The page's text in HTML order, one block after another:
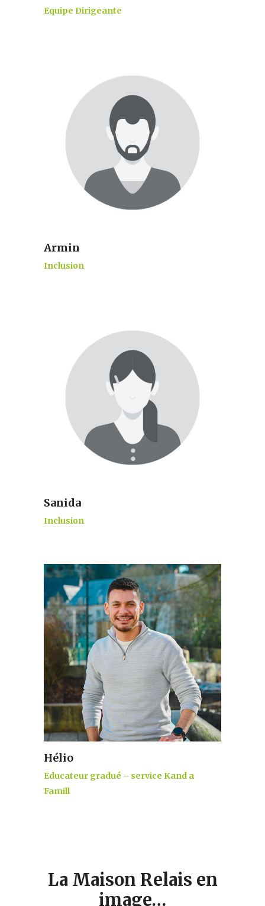
Equipe Dirigeante
Armin
Inclusion
Sanida
Inclusion
Hélio
Educateur gradué – service Kand a
Famill
La Maison Relais en
image…